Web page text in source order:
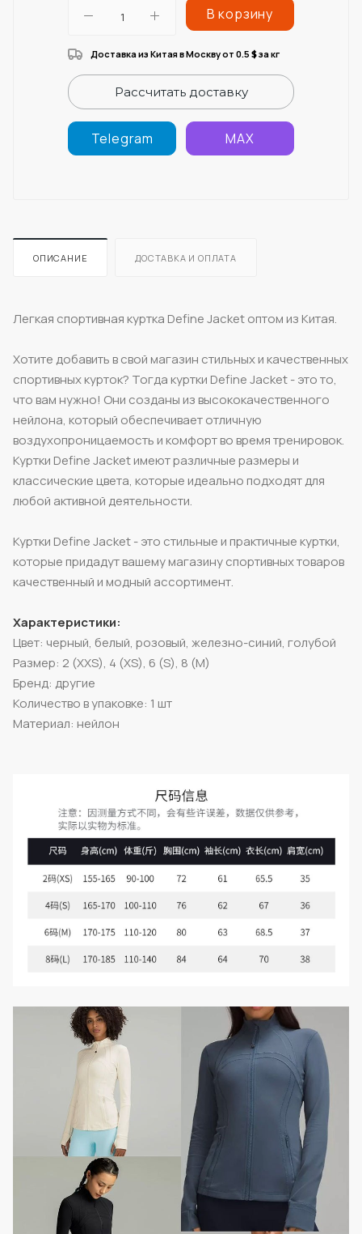
В корзину
Доставка из Китая в Москву от 0.5 $за кг
Рассчитать доставку
Telegram MAX
ОПИСАНИЕ ДОСТАВКА И ОПЛАТА
Легкая спортивная куртка Define Jacket оптом из Китая.
Хотите добавить в свой магазин стильных и качественных
спортивных курток? Тогда куртки Define Jacket - это то,
что вам нужно! Они созданы из высококачественного
нейлона, который обеспечивает отличную
воздухопроницаемость и комфорт во время тренировок.
Куртки Define Jacket имеют различные размеры и
классические цвета, которые идеально подходят для
любой активной деятельности.
Куртки Define Jacket - это стильные и практичные куртки,
которые придадут вашему магазину спортивных товаров
качественный и модный ассортимент.
Характеристики:
Цвет: черный, белый, розовый, железно-синий, голубой
Размер: 2 (XXS), 4 (XS), 6 (S), 8 (M)
Бренд: другие
Количество в упаковке: 1 шт
Материал: нейлон